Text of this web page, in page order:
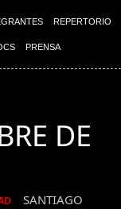
REPERTORIO
PRENSA
DE
SANTIAGO